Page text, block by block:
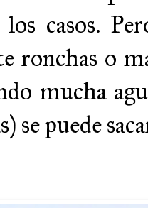
casos.
ronchas o
mucha
se puede